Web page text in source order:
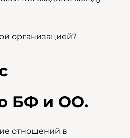
организацией?
БФ и ОО.
отношений в